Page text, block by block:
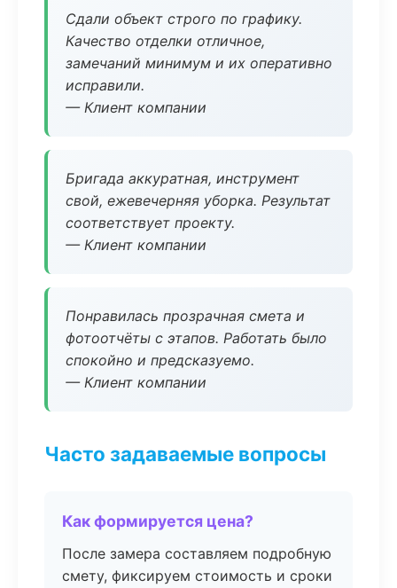
Сдали объект строго по графику.
Качество отделки отличное,
замечаний минимум и их оперативно
исправили.
— Клиент компании
Бригада аккуратная, инструмент
свой, ежевечерняя уборка. Результат
соответствует проекту.
— Клиент компании
Понравилась прозрачная смета и
фотоотчёты с этапов. Работать было
спокойно и предсказуемо.
— Клиент компании
Часто задаваемые вопросы
Как формируется цена?
После замера составляем подробную
смету, фиксируем стоимость и сроки